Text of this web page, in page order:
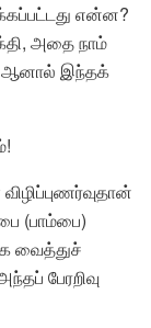
என்ன?
அதை நாம்
ஆனால் இந்தக்
(பாம்பை)
வைத்துச்
பேரறிவு